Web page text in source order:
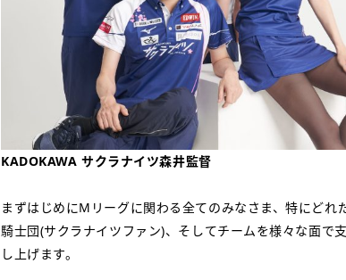
KADOKAWA サクラナイツ森井監督
まずはじめにMリーグに関わる全てのみなさま、特にど
騎士団(サクラナイツファン)、そしてチームを様々な面で
し上げます。